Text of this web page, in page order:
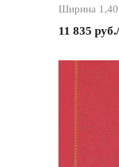
Ширина
11 835